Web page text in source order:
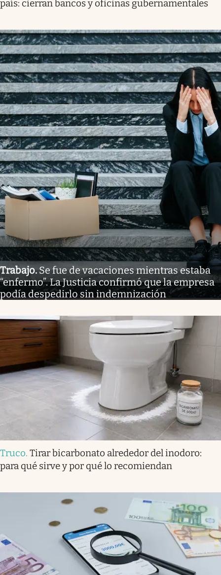
país: cierran bancos y oficinas gubernamentales
Trabajo.Se fue de vacaciones mientras estaba
“enfermo”. La Justicia confirmó que la empresa
podía despedirlo sin indemnización
Truco. Tirar bicarbonato alrededor del inodoro:
para qué sirve y por qué lo recomiendan